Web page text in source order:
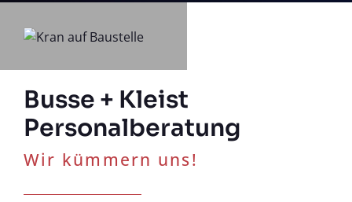
Busse + Kleist
Personalberatung
Wir kümmern uns!